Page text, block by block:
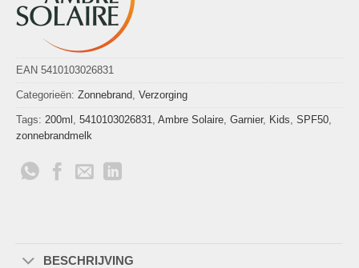
EAN 5410103026831
Categorieën: Zonnebrand, Verzorging
Tags: 200ml , 5410103026831, Ambre Solaire, Garnier, Kids, SPF50,
zonnebrandmelk
BESCHRIJVING